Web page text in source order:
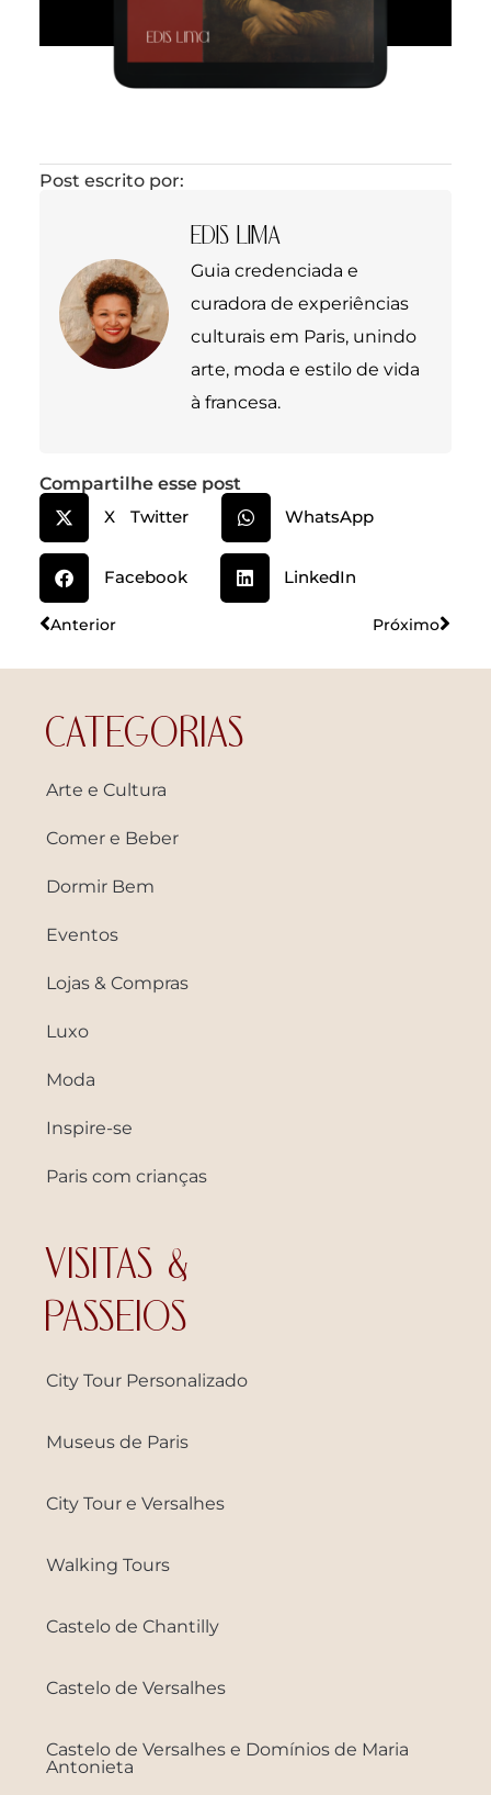
Post escrito por:
EDIS LIMA
Guia credenciada e
curadora de experiências
culturais em Paris, unindo
arte, moda e estilo de vida
à francesa.
Compartilhe esse post
X Twitter
WhatsApp
Facebook LinkedIn
Anterior Próximo
CATEGORIAS
Arte e Cultura
Comer e Beber
Dormir Bem
Eventos
Lojas & Compras
Luxo
Moda
Inspire-se
Paris com crianças
VISITAS &
PASSEIOS
City Tour Personalizado
Museus de Paris
City Tour e Versalhes
Walking Tours
Castelo de Chantilly
Castelo de Versalhes
Castelo de Versalhes e Domínios de Maria
Antonieta